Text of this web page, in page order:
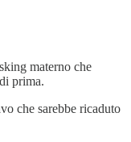
materno che
prima.
che sarebbe ricaduto